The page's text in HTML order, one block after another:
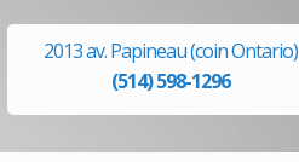
2013 av. Papineau (coin Ontario)
(514) 598-1296